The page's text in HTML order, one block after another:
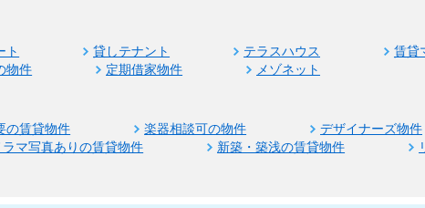
ト 貸しテナント テラスハウス 賃貸
物件
定期借家物件 メゾネット
の賃貸物件 楽器相談可の物件 デザイナーズ物件
マ写真ありの賃貸物件
新築・築浅の賃貸物件